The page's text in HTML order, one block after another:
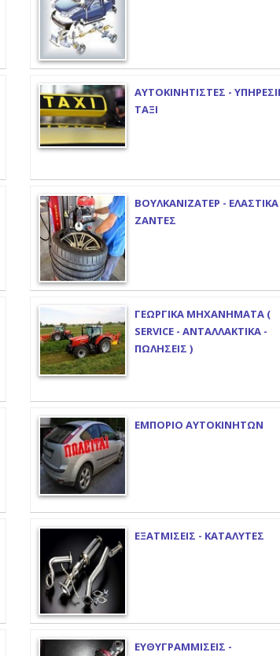
ΑΥΤΟΚΙΝΗΤΙΣΤΕΣ -
ΤΑΞΙ
ΒΟΥΛΚΑΝΙΖΑΤΕΡ - ΕΛΑΣΤΙΚΑ
ΖΑΝΤΕΣ
ΓΕΩΡΓΙΚΑ ΜΗΧΑΝΗΜΑΤΑ (
SERVICE - ΑΝΤΑΛΛΑΚΤΙΚΑ -
ΠΩΛΗΣΕΙΣ )
ΕΜΠΟΡΙΟ ΑΥΤΟΚΙΝΗΤΩΝ
ΕΞΑΤΜΙΣΕΙΣ - ΚΑΤΑΛΥΤΕΣ
ΕΥΘΥΓΡΑΜΜΙΣΕΙΣ -